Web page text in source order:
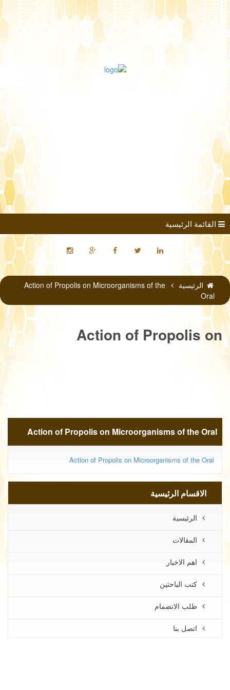
القائمة الرئيسية
الرئيسية
Action of Propolis on Microorganisms of the
Oral
Action of Propolis on
Action of Propolis on Microorganisms of the Oral
Action of Propolis on Microorganisms of the Oral
الاقسام الرئيسية
الرئيسية
المقالات
اهم الاخبار
كتب الباحثين
طلب الانضمام
اتصل بنا